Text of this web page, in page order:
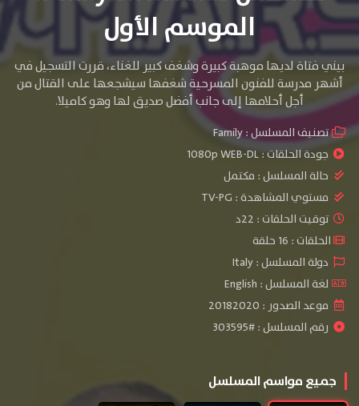
الموسم الأول
بيني فتاة لديها موهبة كبيرة وشغف كبير للغناء، قررت التسجيل في
أشهر مدرسة للفنون المسرحية شغفها سيشجعها على القتال من
أجل أحلامها إلى جانب أفضل صديق لها وهو كاميلا.
تصنيف المسلسل :Family
جودة الحلقات :1080p WEB-DL
حالة المسلسل : مكتمل
مستوي المشاهدة : TV-PG
توقيت الحلقات : 22د
الحلقات : 16 حلقة
دولة المسلسل : Italy
لغة المسلسل : English
موعد الصدور : 20182020
رقم المسلسل : #303595
جميع مواسم المسلسل